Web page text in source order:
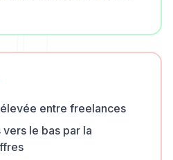
entre freelances
le bas par la